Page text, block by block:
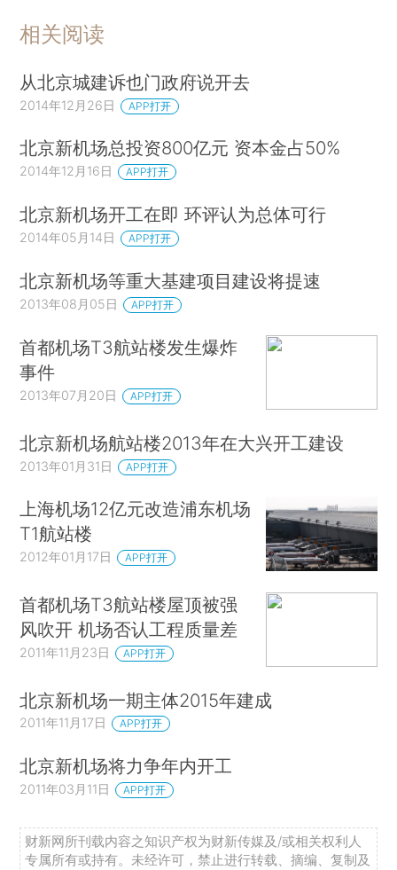
相关阅读
从北京城建诉也门政府说开去
2014年12月26日 APP打开
北京新机场总投资800亿元 资本金占50%
2014年12月16日 APP打开
北京新机场开工在即 环评认为总体可行
2014年05月14日 APP打开
北京新机场等重大基建项目建设将提速
2013年08月05日 APP打开
首都机场T3航站楼发生爆炸
事件
2013年07月20日 APP打开
北京新机场航站楼2013年在大兴开工建设
2013年01月31日 APP打开
上海机场12亿元改造浦东机场
T1航站楼
2012年01月17日 APP打开
首都机场T3航站楼屋顶被强
风吹开 机场否认工程质量差
2011年11月23日 APP打开
北京新机场一期主体2015年建成
2011年11月17日 APP打开
北京新机场将力争年内开工
2011年03月11日 APP打开
财新网所刊载内容之知识产权为财新传媒及/或相关权利人
专属所有或持有。未经许可，禁止进行转载、摘编、复制及